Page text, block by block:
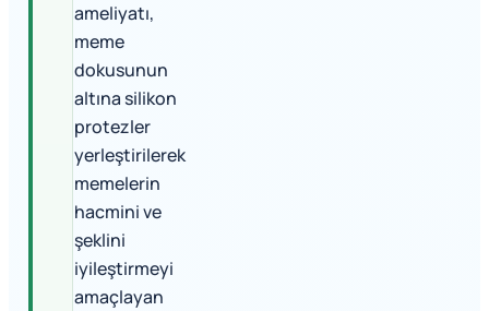
ameliyatı,
meme
dokusunun
altına silikon
protezler
yerleştirilerek
memelerin
hacmini ve
şeklini
iyileştirmeyi
amaçlayan